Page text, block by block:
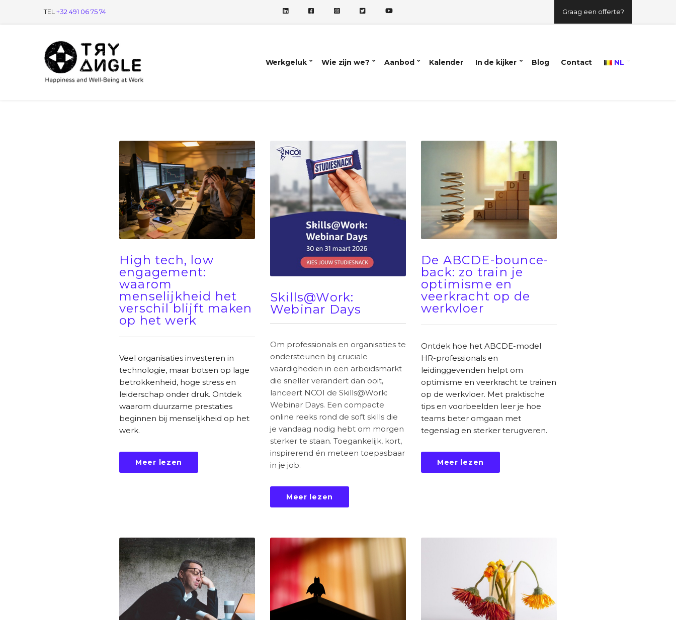
TEL +32 491 06 75 74 Graag een offerte?
Werkgeluk Wie zijn we? Aanbod Kalender In de kijker Blog Contact NL
High tech, low
engagement:
waarom
menselijkheid het
verschil blijft maken
op het werk
Veel organisaties investeren in
technologie, maar botsen op lage
betrokkenheid, hoge stress en
leiderschap onder druk. Ontdek
waarom duurzame prestaties
beginnen bij menselijkheid op het
werk.
Meer lezen
Skills@Work:
Webinar Days
Om professionals en organisaties te
ondersteunen bij cruciale
vaardigheden in een arbeidsmarkt
die sneller verandert dan ooit,
lanceert NCOI de Skills@Work:
Webinar Days. Een compacte
online reeks rond de soft skills die
je vandaag nodig hebt om morgen
sterker te staan. Toegankelijk, kort,
inspirerend én meteen toepasbaar
in je job.
Meer lezen
De ABCDE-bounce-
back: zo train je
optimisme en
veerkracht op de
werkvloer
Ontdek hoe het ABCDE-model
HR-professionals en
leidinggevenden helpt om
optimisme en veerkracht te trainen
op de werkvloer. Met praktische
tips en voorbeelden leer je hoe
teams beter omgaan met
tegenslag en sterker terugveren.
Meer lezen